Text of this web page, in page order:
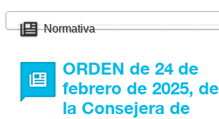
Normativa
ORDEN de 24 de
febrero de 2025, de
la Consejera de